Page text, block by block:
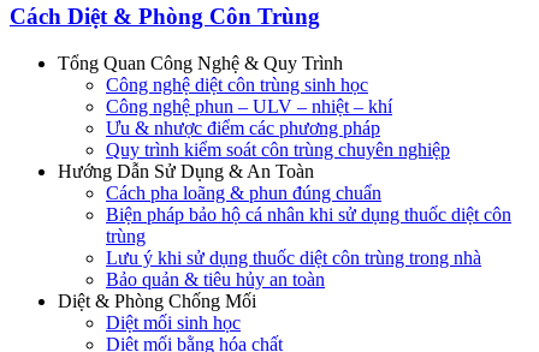
Cách Diệt & Phòng Côn Trùng
Tổng Quan Công Nghệ & Quy Trình
Công nghệ diệt côn trùng sinh học
Công nghệ phun – ULV – nhiệt – khí
Ưu & nhược điểm các phương pháp
Quy trình kiểm soát côn trùng chuyên nghiệp
Hướng Dẫn Sử Dụng & An Toàn
Cách pha loãng & phun đúng chuẩn
Biện pháp bảo hộ cá nhân khi sử dụng thuốc diệt côn
trùng
Lưu ý khi sử dụng thuốc diệt côn trùng trong nhà
Bảo quản & tiêu hủy an toàn
Diệt & Phòng Chống Mối
Diệt mối sinh học
Diệt mối bằng hóa chất